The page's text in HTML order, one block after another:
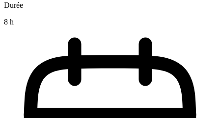
Durée
8 h